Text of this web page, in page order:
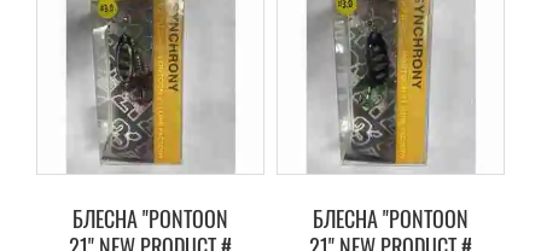
БЛЕСНА "PONTOON
БЛЕСНА "PONTOON